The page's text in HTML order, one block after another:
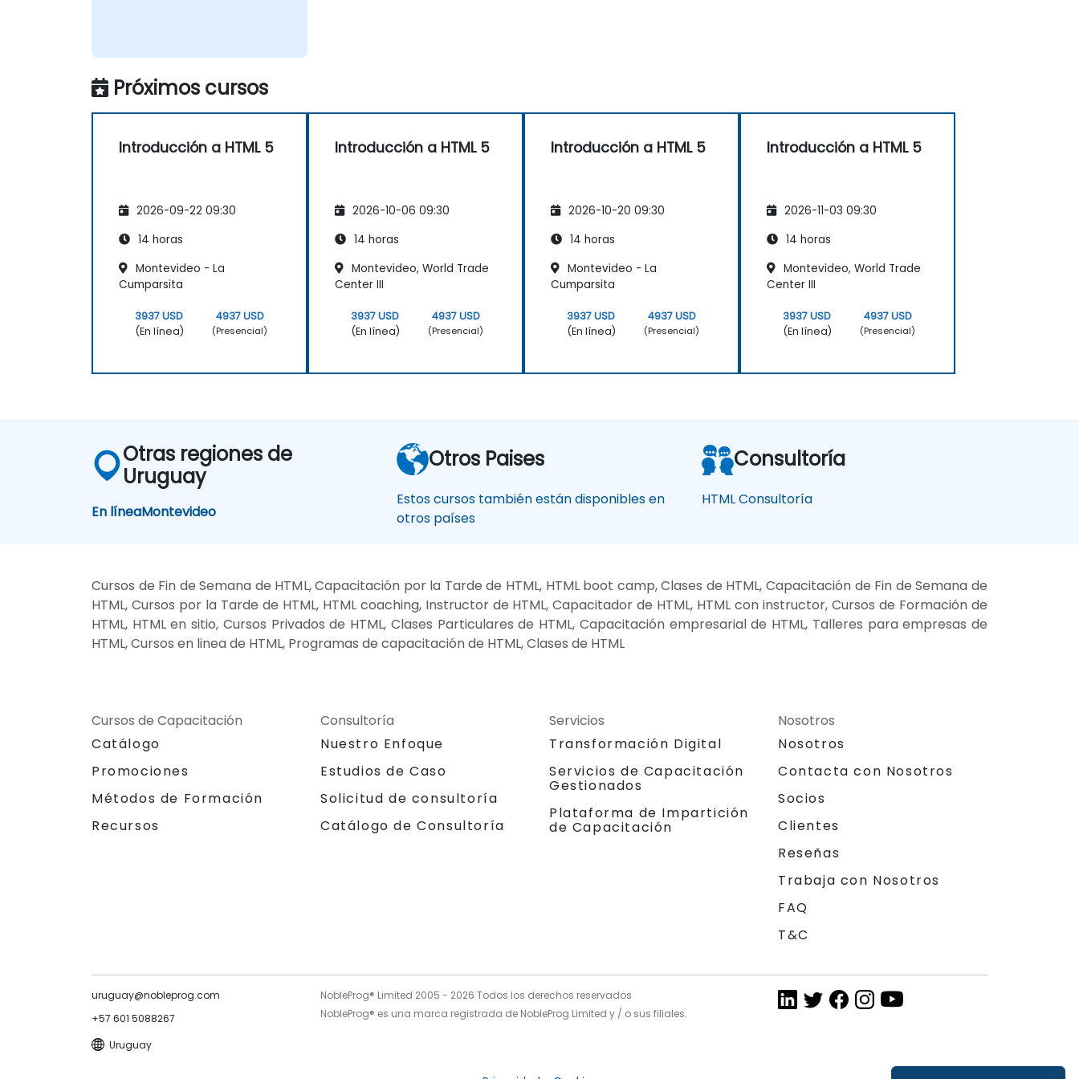
Próximos cursos
Introducción a HTML 5
2026-09-22 09:30
14 horas
Montevideo - La
Cumparsita
3937 USD
(En línea)
4937 USD
(Presencial)
Introducción a HTML 5
2026-10-06 09:30
14 horas
Montevideo, World Trade
Center III
3937 USD
(En línea)
4937 USD
(Presencial)
Introducción a HTML 5
2026-10-20 09:30
14 horas
Montevideo - La
Cumparsita
3937 USD
(En línea)
4937 USD
(Presencial)
Introducción a HTML 5
2026-11-03 09:30
14 horas
Montevideo, World Trade
Center III
3937 USD
(En línea)
4937 USD
(Presencial)
Otras regiones de
Uruguay
En líneaMontevideo
Otros Paises
Estos cursos también están disponibles en
otros países
Consultoría
HTML Consultoría
Cursos de Fin de Semana de HTML, Capacitación por la Tarde de HTML, HTML boot camp, Clases de HTML, Capacitación de Fin de Semana de
HTML, Cursos por la Tarde de HTML, HTML coaching, Instructor de HTML, Capacitador de HTML, HTML con instructor, Cursos de Formación de
HTML, HTML en sitio, Cursos Privados de HTML, Clases Particulares de HTML, Capacitación empresarial de HTML, Talleres para empresas de
HTML, Cursos en linea de HTML, Programas de capacitación de HTML, Clases de HTML
Cursos de Capacitación
Catálogo
Promociones
Métodos de Formación
Recursos
Consultoría
Nuestro Enfoque
Estudios de Caso
Solicitud de consultoría
Catálogo de Consultoría
Servicios
Transformación Digital
Servicios de Capacitación
Gestionados
Plataforma de Impartición
de Capacitación
Nosotros
Nosotros
Contacta con Nosotros
Socios
Clientes
Reseñas
Trabaja con Nosotros
FAQ
T&C
uruguay@nobleprog.com
+57 601 5088267
Uruguay
NobleProg® Limited 2005 - 2026 Todos los derechos reservados
NobleProg® es una marca registrada de NobleProg Limited y / o sus filiales.